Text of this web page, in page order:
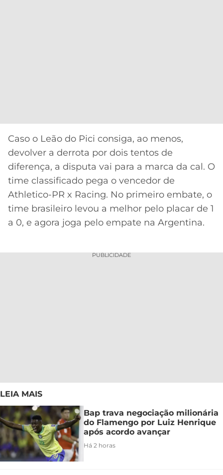
Caso o Leão do Pici consiga, ao menos,
devolver a derrota por dois tentos de
diferença, a disputa vai para a marca da cal. O
time classificado pega o vencedor de
Athletico-PR x Racing. No primeiro embate, o
time brasileiro levou a melhor pelo placar de 1
a 0, e agora joga pelo empate na Argentina.
PUBLICIDADE
LEIA MAIS
Bap trava negociação milionária
do Flamengo por Luiz Henrique
após acordo avançar
Há 2 horas